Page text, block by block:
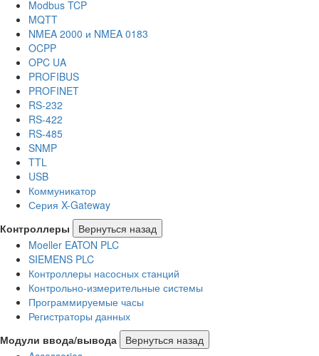
Modbus TCP
MQTT
NMEA 2000 и NMEA 0183
OCPP
OPC UA
PROFIBUS
PROFINET
RS-232
RS-422
RS-485
SNMP
TTL
USB
Коммуникатор
Серия X-Gateway
Контроллеры
Вернуться назад
Moeller EATON PLC
SIEMENS PLC
Контроллеры насосных станций
Контрольно-измерительные системы
Программируемые часы
Регистраторы данных
Модули ввода/вывода
Вернуться назад